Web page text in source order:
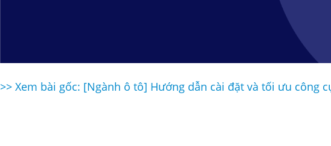
Điều
>> Xem bài gốc: [Ngành ô tô] Hướng dẫn cài đặt và tối ưu công